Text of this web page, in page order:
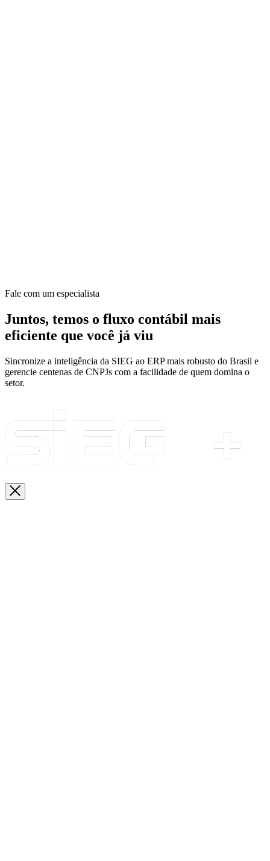
Fale com um especialista
Juntos, temos o fluxo contábil mais
eficiente que você já viu
Sincronize a inteligência da SIEG ao ERP mais robusto do Brasil e
gerencie centenas de CNPJs com a facilidade de quem domina o
setor.